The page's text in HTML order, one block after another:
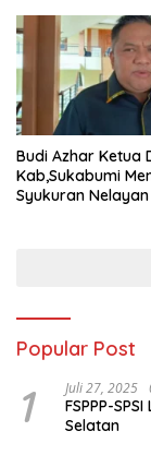
Budi Azhar Ketua
Kab,Sukabumi
Syukuran
Popular Post
1 Juli 27, 2025
FSPPP-
Selatan